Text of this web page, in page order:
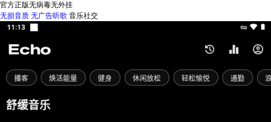
官方正版无病毒无外挂
无损音质 无广告听歌 音乐社交